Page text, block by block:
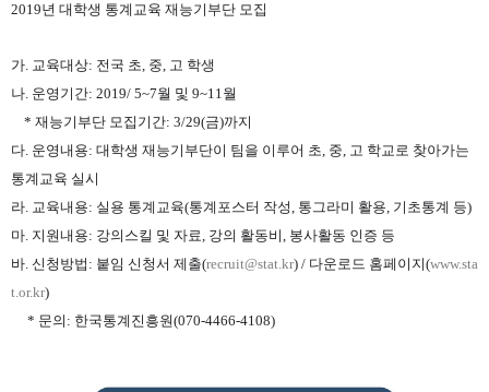
2019년 대학생 통계교육 재능기부단 모집
가. 교육대상: 전국 초, 중, 고 학생
나. 운영기간: 2019/ 5~7월 및 9~11월
* 재능기부단 모집기간: 3/29(금)까지
다. 운영내용: 대학생 재능기부단이 팀을 이루어 초, 중, 고 학교로 찾아가는
통계교육 실시
라. 교육내용: 실용 통계교육(통계포스터 작성, 통그라미 활용, 기초통계 등)
마. 지원내용: 강의스킬 및 자료, 강의 활동비, 봉사활동 인증 등
바. 신청방법: 붙임 신청서 제출(recruit@stat.kr) / 다운로드 홈페이지(www.sta
t.or.kr)
* 문의: 한국통계진흥원(070-4466-4108)